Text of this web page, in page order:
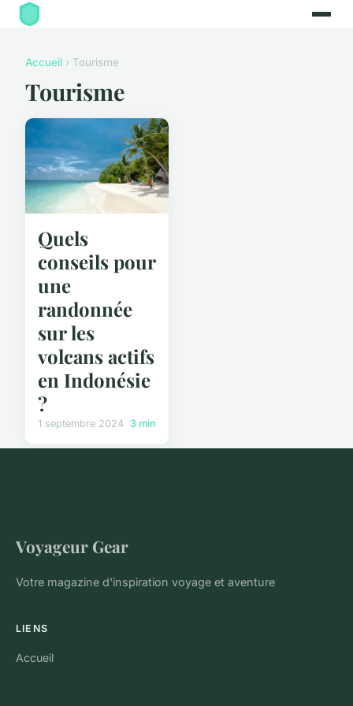
Accueil › Tourisme
Tourisme
Quels
conseils pour
une
randonnée
sur les
volcans actifs
en Indonésie
?
1 septembre 2024 3 min
Voyageur Gear
Votre magazine d'inspiration voyage et aventure
LIENS
Accueil